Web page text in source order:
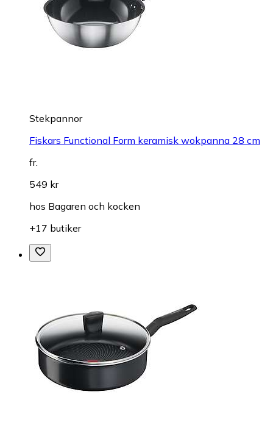
Stekpannor
Fiskars Functional Form keramisk wokpanna 28 cm
fr.
549 kr
hos Bagaren och kocken
+17 butiker